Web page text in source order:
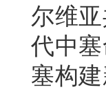
尔维
代中
塞构